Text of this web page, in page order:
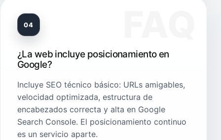
04
¿La web incluye posicionamiento en
Google?
Incluye SEO técnico básico: URLs amigables,
velocidad optimizada, estructura de
encabezados correcta y alta en Google
Search Console. El posicionamiento continuo
es un servicio aparte.